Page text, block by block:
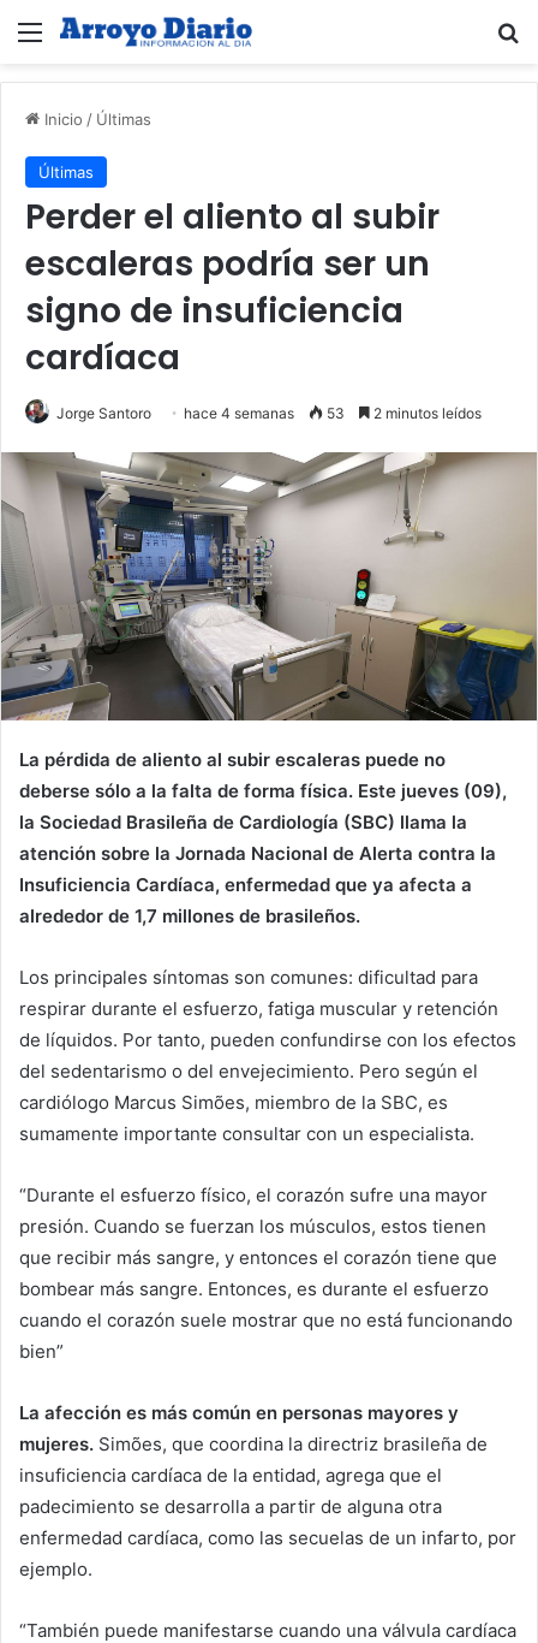
Menú
Inicio / Últimas
Últimas
Perder el aliento al subir
escaleras podría ser un
signo de insuficiencia
cardíaca
Jorge Santoro hace 4 semanas 53 2 minutos leídos
La pérdida de aliento al subir escaleras puede no
deberse sólo a la falta de forma física. Este jueves (09),
la Sociedad Brasileña de Cardiología (SBC) llama la
atención sobre la Jornada Nacional de Alerta contra la
Insuficiencia Cardíaca, enfermedad que ya afecta a
alrededor de 1,7 millones de brasileños.
Los principales síntomas son comunes: dificultad para
respirar durante el esfuerzo, fatiga muscular y retención
de líquidos. Por tanto, pueden confundirse con los efectos
del sedentarismo o del envejecimiento. Pero según el
cardiólogo Marcus Simões, miembro de la SBC, es
sumamente importante consultar con un especialista.
“Durante el esfuerzo físico, el corazón sufre una mayor
presión. Cuando se fuerzan los músculos, estos tienen
que recibir más sangre, y entonces el corazón tiene que
bombear más sangre. Entonces, es durante el esfuerzo
cuando el corazón suele mostrar que no está funcionando
bien”
La afección es más común en personas mayores y
mujeres. Simões, que coordina la directriz brasileña de
insuficiencia cardíaca de la entidad, agrega que el
padecimiento se desarrolla a partir de alguna otra
enfermedad cardíaca, como las secuelas de un infarto, por
ejemplo.
“También puede manifestarse cuando una válvula cardíaca